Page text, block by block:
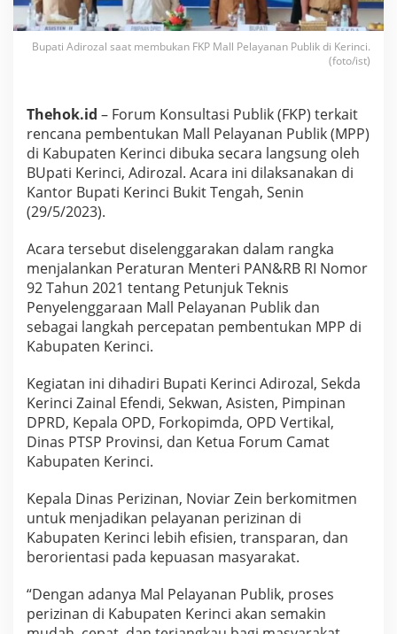
F
K
P
e
n
t
u
a
a
l
P
e
l
a
n
a
n
i
k
Bupati Adirozal saat membukan FKP Mall Pelayanan Publik di Kerinci.
(foto/ist)
Thehok.id – Forum Konsultasi Publik (FKP) terkait
rencana pembentukan Mall Pelayanan Publik (MPP)
di Kabupaten Kerinci dibuka secara langsung oleh
BUpati Kerinci, Adirozal. Acara ini dilaksanakan di
Kantor Bupati Kerinci Bukit Tengah, Senin
(29/5/2023).
Acara tersebut diselenggarakan dalam rangka
menjalankan Peraturan Menteri PAN&RB RI Nomor
92 Tahun 2021 tentang Petunjuk Teknis
Penyelenggaraan Mall Pelayanan Publik dan
sebagai langkah percepatan pembentukan MPP di
Kabupaten Kerinci.
Kegiatan ini dihadiri Bupati Kerinci Adirozal, Sekda
Kerinci Zainal Efendi, Sekwan, Asisten, Pimpinan
DPRD, Kepala OPD, Forkopimda, OPD Vertikal,
Dinas PTSP Provinsi, dan Ketua Forum Camat
Kabupaten Kerinci.
Kepala Dinas Perizinan, Noviar Zein berkomitmen
untuk menjadikan pelayanan perizinan di
Kabupaten Kerinci lebih efisien, transparan, dan
berorientasi pada kepuasan masyarakat.
“Dengan adanya Mal Pelayanan Publik, proses
perizinan di Kabupaten Kerinci akan semakin